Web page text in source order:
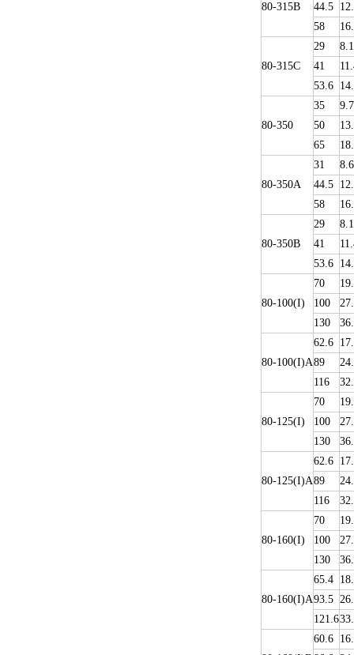
80-315B
44.5
58
80-315C
29
8.1
41
53.6
80-350
35
50
65
80-350A
31
8.6
44.5
58
80-350B
29
8.1
41
53.6
80-100(I)
70
100
130
80-100(I)A
62.6
89
116
80-125(I)
70
100
130
80-125(I)A
62.6
89
116
80-160(I)
70
100
130
80-160(I)A
65.4
93.5
121.6
60.6